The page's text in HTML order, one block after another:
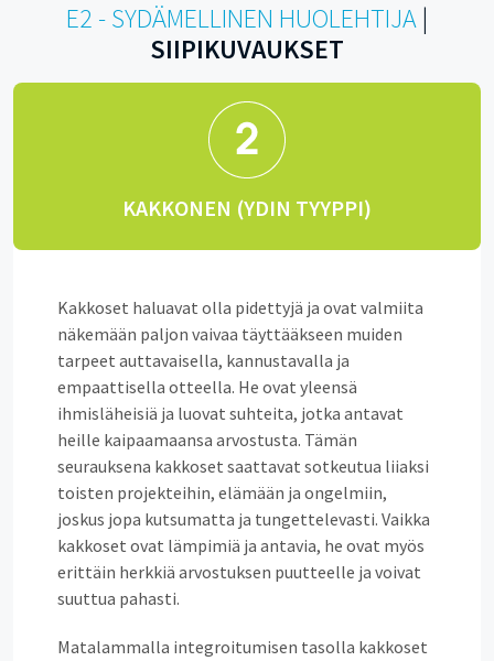
E2 - SYDÄMELLINEN HUOLEHTIJA|
SIIPIKUVAUKSET
KAKKONEN (YDIN TYYPPI)
Kakkoset haluavat olla pidettyjä ja ovat valmiita
näkemään paljon vaivaa täyttääkseen muiden
tarpeet auttavaisella, kannustavalla ja
empaattisella otteella. He ovat yleensä
ihmisläheisiä ja luovat suhteita, jotka antavat
heille kaipaamaansa arvostusta. Tämän
seurauksena kakkoset saattavat sotkeutua liiaksi
toisten projekteihin, elämään ja ongelmiin,
joskus jopa kutsumatta ja tungettelevasti. Vaikka
kakkoset ovat lämpimiä ja antavia, he ovat myös
erittäin herkkiä arvostuksen puutteelle ja voivat
suuttua pahasti.
Matalammalla integroitumisen tasolla kakkoset